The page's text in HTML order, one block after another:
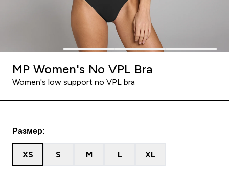
MP Women's No VPL Bra
Women's low support no VPL bra
Размер:
XS S M L XL